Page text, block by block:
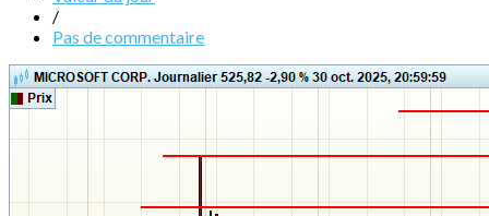
/
Pas de commentaire